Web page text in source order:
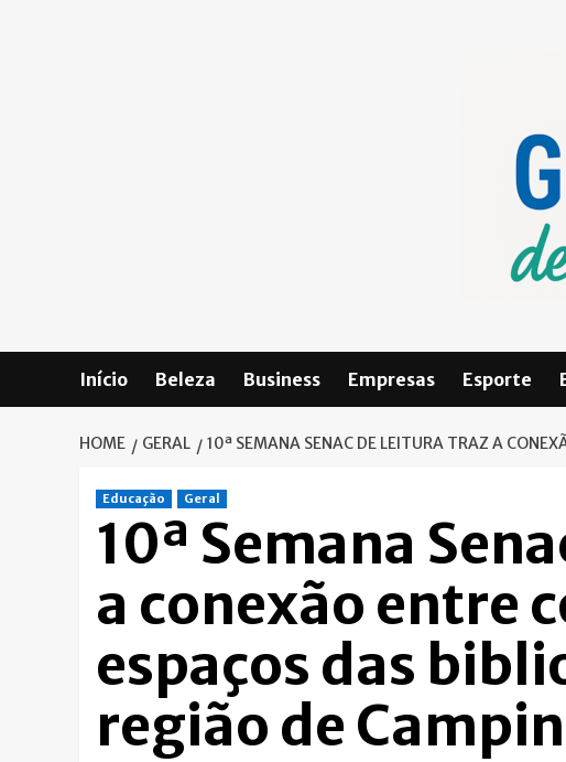
Início Beleza Business Empresas Esporte
HOME GERAL 10ª SEMANA SENAC DE LEITURA TRAZ A
Educação Geral
10ª Semana
a conexão entre
espaços das
região de